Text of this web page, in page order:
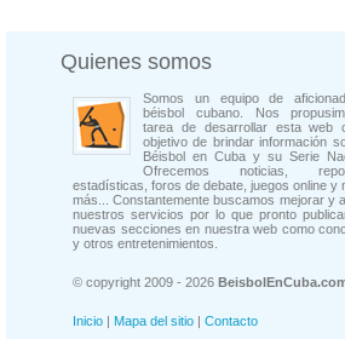
Quienes somos
Somos un equipo de
béisbol cubano. Nos
tarea de desarrollar esta web
objetivo de brindar información
Béisbol en Cuba y su Serie
Ofrecemos noticias,
estadísticas, foros de debate, juegos online y
más... Constantemente buscamos mejorar y
nuestros servicios por lo que pronto
nuevas secciones en nuestra web como
y otros entretenimientos.
© copyright 2009 - 2026
Inicio | Mapa del sitio | Contacto